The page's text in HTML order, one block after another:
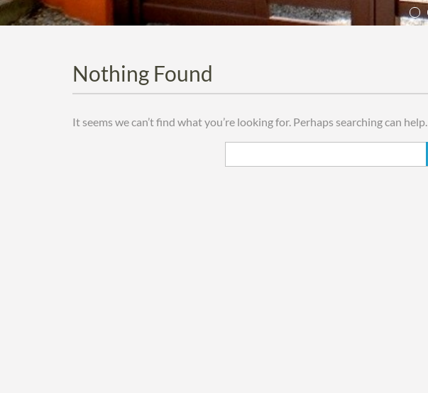
Nothing Found
It seems we can’t find what you’re looking for. Perhaps searching can help.